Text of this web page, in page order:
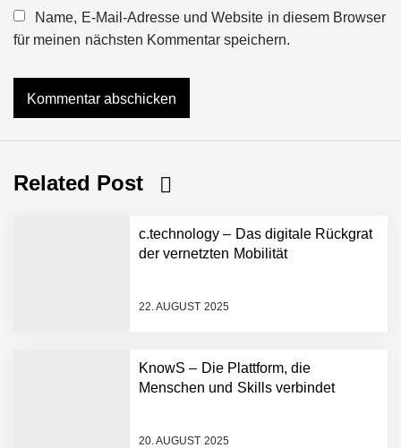
Name, E-Mail-Adresse und Website in diesem Browser
für meinen nächsten Kommentar speichern.
Related Post
c.technology – Das digitale Rückgrat
der vernetzten Mobilität
22. AUGUST 2025
KnowS – Die Plattform, die
Menschen und Skills verbindet
20. AUGUST 2025
c.technology im Employer